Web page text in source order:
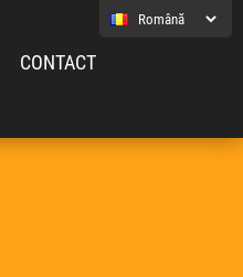
CONTACT